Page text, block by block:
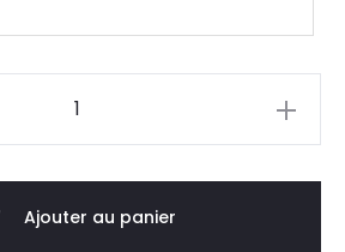
Ajouter au panier